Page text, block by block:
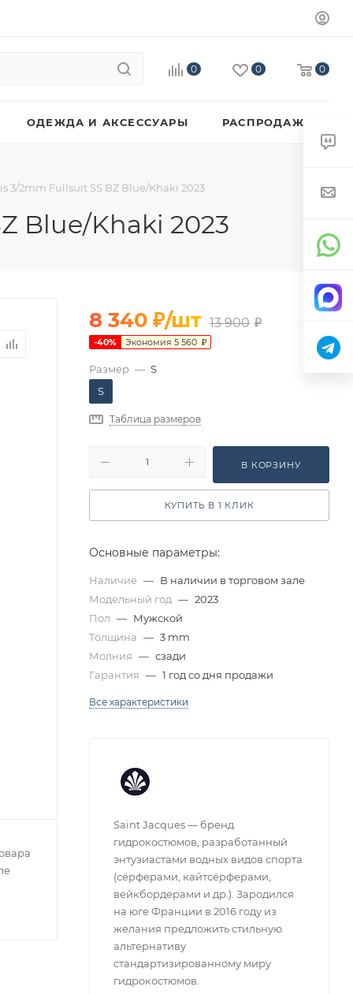
0 0 0
ОДЕЖДА И АКСЕССУАРЫ РАСПРОДАЖА
3/2mm Fullsuit SS BZ Blue/Khaki 2023
Blue/Khaki 2023
8 340 ₽/шт 13 900 ₽
-40% Экономия 5 560 ₽
Размер — S
S
Таблица размеров
В КОРЗИНУ
КУПИТЬ В 1 КЛИК
Основные параметры:
Наличие — В наличии в торговом зале
Модельный год — 2023
Пол — Мужской
Толщина — 3 mm
Молния — сзади
Гарантия — 1 год со дня продажи
Все характеристики
Saint Jacques — бренд
гидрокостюмов, разработанный
энтузиастами водных видов спорта
(сёрферами, кайтсёрферами,
вейкбордерами и др.). Зародился
на юге Франции в 2016 году из
желания предложить стильную
альтернативу
стандартизированному миру
гидрокостюмов.